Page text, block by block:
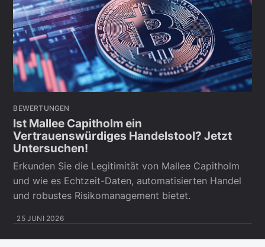
BEWERTUNGEN
Ist Mallee Capitholm ein
Vertrauenswürdiges Handelstool? Jetzt
Untersuchen!
Erkunden Sie die Legitimität von Mallee Capitholm
und wie es Echtzeit-Daten, automatisierten Handel
und robustes Risikomanagement bietet.
25 JUNI 2026